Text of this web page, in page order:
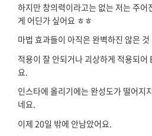
하지만 창의력이라고는 없는 저는 주어
게 어딘가 싶어요 ㅎㅎ
마법 효과들이 아직은 완벽하진 않은
적용이 잘 안되거나 괴상하게 적용되어
요.
인스타에 올리기에는 완성도가 떨어지
네요.
이제 20일 밖에 안남았어요.